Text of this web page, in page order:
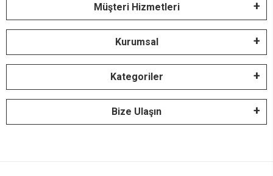
Müşteri Hizmetleri
Kurumsal
Kategoriler
Bize Ulaşın